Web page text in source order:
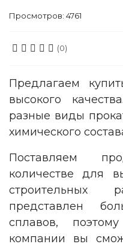
Просмотров: 4761
(0)
Предлагаем
высокого
разные виды
химического
Поставляем
количестве для
строительных
представлен
сплавов,
компании вы